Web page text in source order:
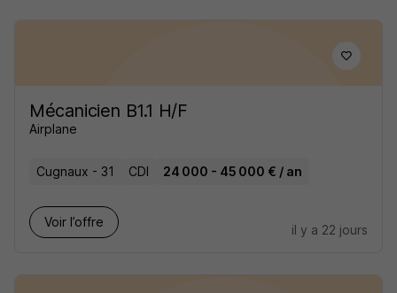
Mécanicien B1.1 H/F
Airplane
Cugnaux - 31 CDI 24 000 - 45 000 € / an
Voir l’offre
il y a 22 jours